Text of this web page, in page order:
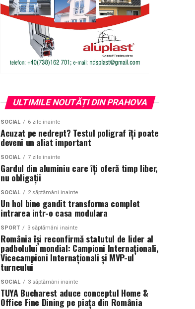
ULTIMILE NOUTĂȚI DIN PRAHOVA
SOCIAL 6 zile inainte
Acuzat pe nedrept? Testul poligraf îţi poate
deveni un aliat important
SOCIAL 7 zile inainte
Gardul din aluminiu care îți oferă timp liber,
nu obligații
SOCIAL 2 săptămâni inainte
Un hol bine gandit transforma complet
intrarea intr-o casa modulara
SPORT 3 săptămâni inainte
România își reconfirmă statutul de lider al
padbolului mondial: Campioni Internaționali,
Vicecampioni Internaționali și MVP-ul
turneului
SOCIAL 3 săptămâni inainte
TUYA Bucharest aduce conceptul Home &
Office Fine Dining pe piața din România